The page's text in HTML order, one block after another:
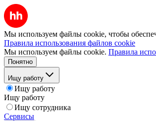
Мы используем файлы cookie, чтобы
Правила использования файлов cookie
Мы используем файлы cookie. Правила
Понятно
Ищу работу
Ищу работу
Ищу работу
Ищу сотрудника
Сервисы